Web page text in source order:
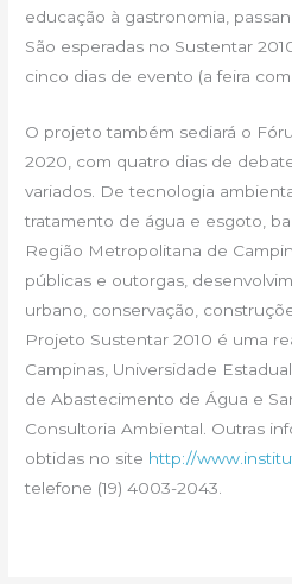
educação à gastronomia,
São esperadas no Sustentar
cinco dias de evento (a feira
O projeto também sediará o
2020, com quatro dias de
variados. De tecnologia
tratamento de água e esgoto,
Região Metropolitana de
públicas e outorgas,
urbano, conservação,
Projeto Sustentar 2010 é uma
Campinas, Universidade
de Abastecimento de Água e
Consultoria Ambiental. Outras
obtidas no site http://
telefone (19) 4003-2043.